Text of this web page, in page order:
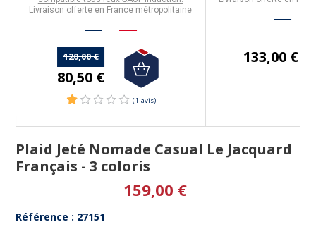
Livraison offerte en France métropolitaine
120,00 €
80,50 €
133,00 €
Plaid Jeté Nomade Casual Le Jacquard
Français - 3 coloris
159,00 €
Référence : 27151